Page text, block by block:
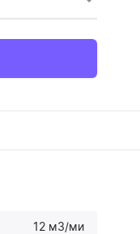
12 м3/ми